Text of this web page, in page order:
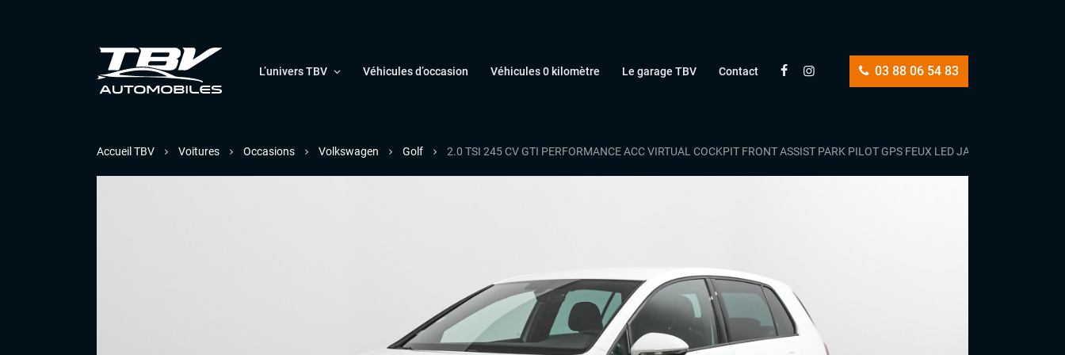
03 88 06 54 83
L’univers TBV Véhicules d’occasion Véhicules 0 kilomètre Le garage TBV Contact
Accueil TBV Voitures Occasions Volkswagen Golf 2.0 TSI 245 CV GTI PERFORMANCE ACC VIRTUAL COCKPIT FRONT ASSIST PARK PILOT GPS FEUX LED JANTES 18